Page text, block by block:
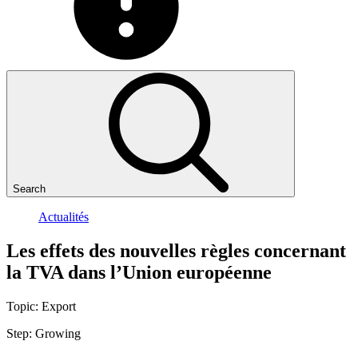
Search
Actualités
Les effets des nouvelles règles concernant
la TVA dans l’Union européenne
Topic: Export
Step: Growing